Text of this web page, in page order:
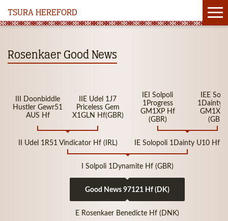
TSURA HEREFORD
Rosenkaer Good News
III Doonbiddle
Hustler Gewr51
AUS Hf
IIE Udel 1J7
Priceless Gem
X1GLN Hf(GBR)
IEI Solpoli
1Progress
GM1XP Hf
(GBR)
IEE
1Dainty
GM1XP
(GBR)
II Udel 1R51 Vindicator Hf (IRL) IE Solopoli 1Dainty U10 Hf
I Solpoli 1Dynamite Hf (GBR)
Good News 97121 Hf (DK)
E Rosenkaer Benedicte Hf (DNK)